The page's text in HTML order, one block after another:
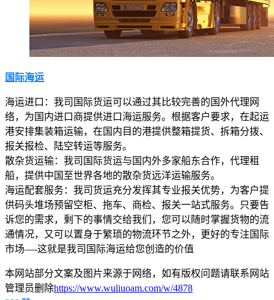
国际海运
海运进口：我司国际货运可以通过其比较完善的国外代理网
络，为国内进口商提供进口海运服务。根据客户要求，在起运
港安排集装箱运输，在国内目的港提供整箱提货、拆箱分拨、
报关报检、陆空转运等服务。
散杂货运输：我司国际货运与国内外多家船东合作，代理租
船，提供中国至世界各地的散杂货远洋运输服务。
海运配套服务：我司货运充分发挥其专业报关优势，为客户提
供码头堆场预留空柜、拖车、商检、报关一站式服务。只要告
诉您的需求，剩下的事情交给我们，您可以随时掌握货物的流
通情况，又可以置身于繁琐的物流环节之外，更好的专注国际
市场—-这就是我司国际海运给您创造的价值
本网站部分文案及图片来源于网络，如有版权问题请联系网站
管理员删除https://www.wuliuoam.com/w/4878